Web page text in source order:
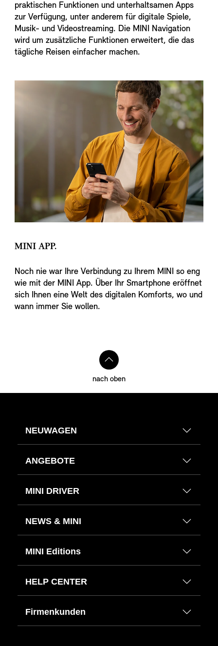
praktischen Funktionen und unterhaltsamen Apps
zur Verfügung, unter anderem für digitale Spiele,
Musik- und Videostreaming. Die MINI Navigation
wird um zusätzliche Funktionen erweitert, die das
tägliche Reisen einfacher machen.
MINI APP.
Noch nie war Ihre Verbindung zu Ihrem MINI so eng
wie mit der MINI App. Über Ihr Smartphone eröffnet
sich Ihnen eine Welt des digitalen Komforts, wo und
wann immer Sie wollen.
nach oben
NEUWAGEN
ANGEBOTE
MINI DRIVER
NEWS & MINI
MINI Editions
HELP CENTER
Firmenkunden